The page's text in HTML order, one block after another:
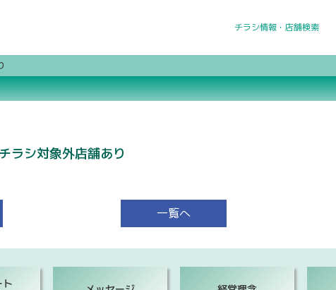
チラシ情報・店舗検索
シ対象外店舗あり
一覧へ
ト